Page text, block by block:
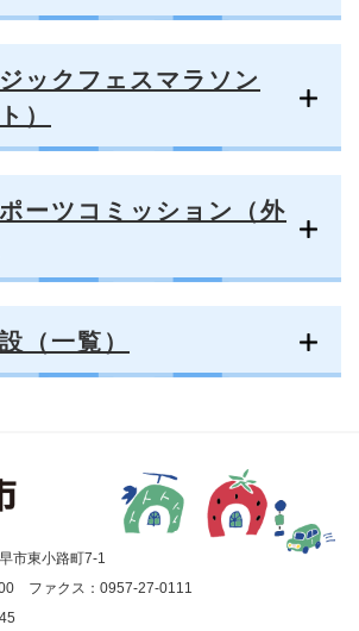
ックフェスマラソン
）
ーツコミッション（外
（一覧）
市東小路町7-1
ファクス：0957-27-0111